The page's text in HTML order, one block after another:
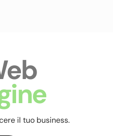
il tuo business.